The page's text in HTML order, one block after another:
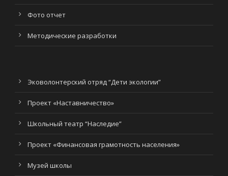
Фото отчет
Методические разработки
Эковолонтерский отряд “Дети экологии”
Проект «Наставничество»
Школьный театр “Наследие”
Проект «Финансовая грамотность населения»
Музей школы